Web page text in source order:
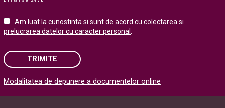
Am luat la cunostinta si sunt de acord cu colectarea si
prelucrarea datelor cu caracter personal
TRIMITE
Please leave this field empty.
Modalitatea de depunere a documentelor online